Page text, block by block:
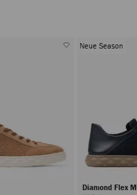
Neue Season
Diamond Flex M